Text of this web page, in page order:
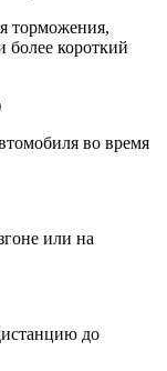
торможения,
более короткий
во время
или на
до